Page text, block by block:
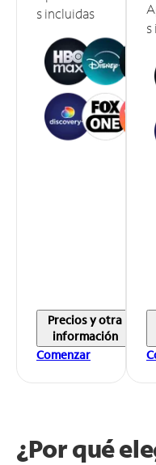
s incluidas
Precios y otra
información
Comenzar
s
¿Por qué